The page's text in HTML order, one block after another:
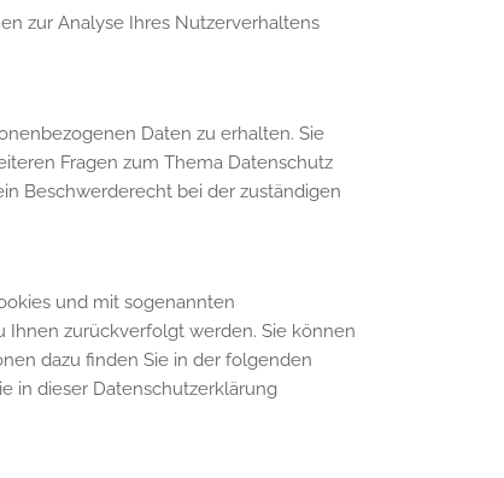
zur Analyse Ihres Nutzerverhaltens
Daten zu erhalten. Sie
Fragen zum Thema Datenschutz
Beschwerderecht bei der zuständigen
und mit sogenannten
Ihnen zurückverfolgt werden. Sie können
dazu finden Sie in der folgenden
in dieser Datenschutzerklärung